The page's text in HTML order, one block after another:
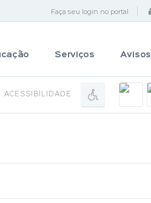
Faça seu login no portal
Serviços Avisos
ACESSIBILIDADE